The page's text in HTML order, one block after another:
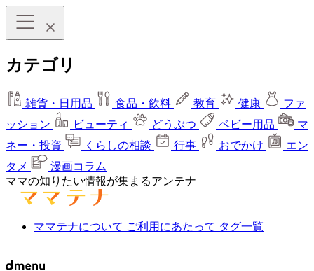
カテゴリ
雑貨・日用品 食品・飲料 教育 健康
ファ
ッション
ビューティ どうぶつ ベビー用品
マ
ネー・投資
くらしの相談 行事 おでかけ
エン
タメ
漫画コラム
ママの知りたい情報が集まるアンテナ
ママテナについて ご利用にあたって タグ一覧